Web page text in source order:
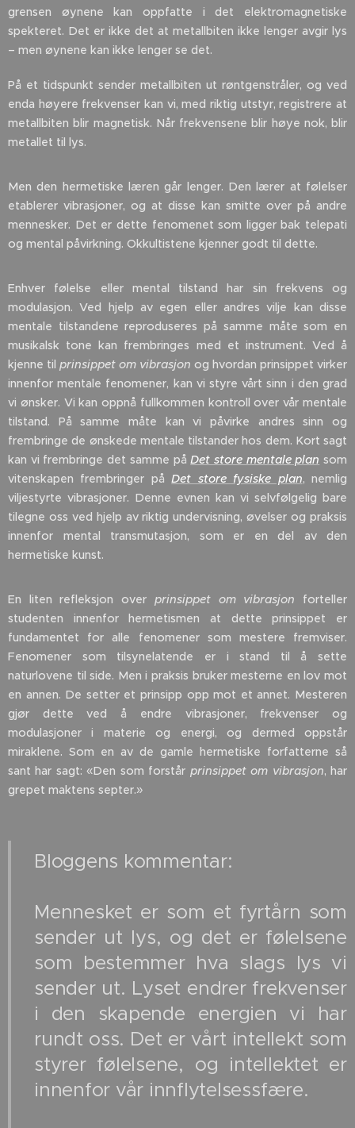
grensen øynene kan oppfatte i det elektromagnetiske
spekteret. Det er ikke det at metallbiten ikke lenger avgir lys
– men øynene kan ikke lenger se det.
På et tidspunkt sender metallbiten ut røntgenstråler, og ved
enda høyere frekvenser kan vi, med riktig utstyr, registrere at
metallbiten blir magnetisk. Når frekvensene blir høye nok, blir
metallet til lys.
Men den hermetiske læren går lenger. Den lærer at følelser
etablerer vibrasjoner, og at disse kan smitte over på andre
mennesker. Det er dette fenomenet som ligger bak telepati
og mental påvirkning. Okkultistene kjenner godt til dette.
Enhver følelse eller mental tilstand har sin frekvens og
modulasjon. Ved hjelp av egen eller andres vilje kan disse
mentale tilstandene reproduseres på samme måte som en
musikalsk tone kan frembringes med et instrument. Ved å
kjenne til prinsippet om vibrasjon og hvordan prinsippet virker
innenfor mentale fenomener, kan vi styre vårt sinn i den grad
vi ønsker. Vi kan oppnå fullkommen kontroll over vår mentale
tilstand. På samme måte kan vi påvirke andres sinn og
frembringe de ønskede mentale tilstander hos dem. Kort sagt
kan vi frembringe det samme påDet store mentale plan som
vitenskapen frembringer påDet store fysiske plan, nemlig
viljestyrte vibrasjoner. Denne evnen kan vi selvfølgelig bare
tilegne oss ved hjelp av riktig undervisning, øvelser og praksis
innenfor mental transmutasjon, som er en del av den
hermetiske kunst.
En liten refleksjon over prinsippet om vibrasjon forteller
studenten innenfor hermetismen at dette prinsippet er
fundamentet for alle fenomener som mestere fremviser.
Fenomener som tilsynelatende er i stand til å sette
naturlovene til side. Men i praksis bruker mesterne en lov mot
en annen. De setter et prinsipp opp mot et annet. Mesteren
gjør dette ved å endre vibrasjoner, frekvenser og
modulasjoner i materie og energi, og dermed oppstår
miraklene. Som en av de gamle hermetiske forfatterne så
sant har sagt: «Den som forstår prinsippet om vibrasjon, har
grepet maktens septer.»
Bloggens kommentar:
Mennesket er som et fyrtårn som
sender ut lys, og det er følelsene
som bestemmer hva slags lys vi
sender ut. Lyset endrer frekvenser
i den skapende energien vi har
rundt oss. Det er vårt intellekt som
styrer følelsene, og intellektet er
innenfor vår innflytelsessfære.